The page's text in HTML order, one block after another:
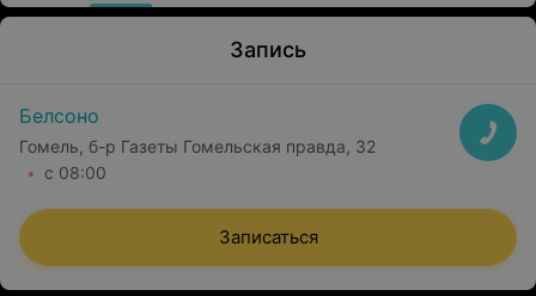
Запись
Белсоно
Гомель, б-р Газеты Гомельская правда, 32
с 08:00
Записаться